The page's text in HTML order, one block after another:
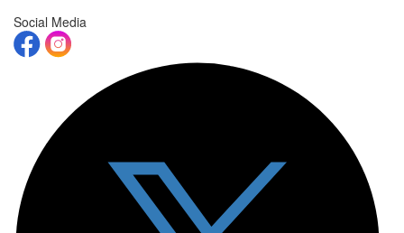
Social Media